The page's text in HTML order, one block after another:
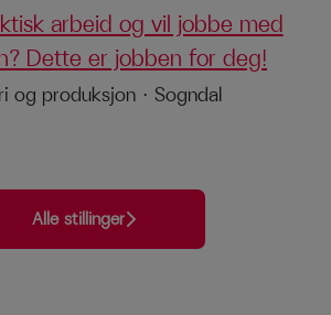
arbeid og vil jobbe med
Dette er jobben for deg!
og produksjon · Sogndal
Alle stillinger